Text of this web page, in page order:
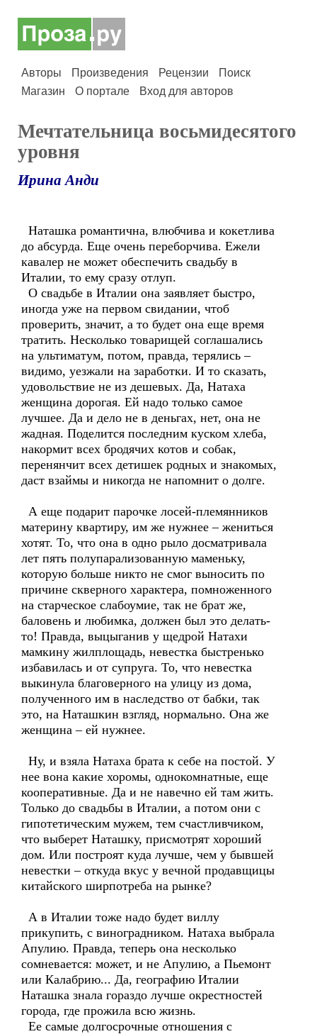
Авторы Произведения Рецензии
Поиск
Магазин
О портале Вход для авторов
Мечтательница восьмидесятого
уровня
Ирина Анди
Наташка романтична, влюбчива и кокетлива
до абсурда. Еще очень переборчива. Ежели
кавалер не может обеспечить свадьбу в
Италии, то ему сразу отлуп.
О свадьбе в Италии она заявляет быстро,
иногда уже на первом свидании, чтоб
проверить, значит, а то будет она еще время
тратить. Несколько товарищей соглашались
на ультиматум, потом, правда, терялись –
видимо, уезжали на заработки. И то сказать,
удовольствие не из дешевых. Да, Натаха
женщина дорогая. Ей надо только самое
лучшее. Да и дело не в деньгах, нет, она не
жадная. Поделится последним куском хлеба,
накормит всех бродячих котов и собак,
перенянчит всех детишек родных и знакомых,
даст взаймы и никогда не напомнит о долге.
А еще подарит парочке лосей-племянников
материну квартиру, им же нужнее – жениться
хотят. То, что она в одно рыло досматривала
лет пять полупарализованную маменьку,
которую больше никто не смог выносить по
причине скверного характера, помноженного
на старческое слабоумие, так не брат же,
баловень и любимка, должен был это делать-
то! Правда, выцыганив у щедрой Натахи
мамкину жилплощадь, невестка быстренько
избавилась и от супруга. То, что невестка
выкинула благоверного на улицу из дома,
полученного им в наследство от бабки, так
это, на Наташкин взгляд, нормально. Она же
женщина – ей нужнее.
Ну, и взяла Натаха брата к себе на постой. У
нее вона какие хоромы, однокомнатные, еще
кооперативные. Да и не навечно ей там жить.
Только до свадьбы в Италии, а потом они с
гипотетическим мужем, тем счастливчиком,
что выберет Наташку, присмотрят хороший
дом. Или построят куда лучше, чем у бывшей
невестки – откуда вкус у вечной продавщицы
китайского ширпотреба на рынке?
А в Италии тоже надо будет виллу
прикупить, с виноградником. Натаха выбрала
Апулию. Правда, теперь она несколько
сомневается: может, и не Апулию, а Пьемонт
или Калабрию... Да, географию Италии
Наташка знала гораздо лучше окрестностей
города, где прожила всю жизнь.
Ее самые долгосрочные отношения с